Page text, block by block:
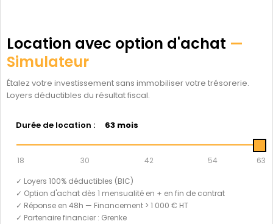
Location avec option d'achat —
Simulateur
Étalez votre investissement sans immobiliser votre trésorerie.
Loyers déductibles du résultat fiscal.
Durée de location : 63 mois
18 30 42 54
63
✓ Loyers 100% déductibles (BIC)
✓ Option d'achat dès 1 mensualité en + en fin de contrat
✓ Réponse en 48h — Financement > 1 000 € HT
✓ Partenaire financier : Grenke